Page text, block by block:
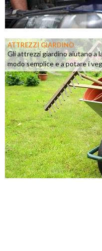
ATTREZZI GIARDINO
Gli attrezzi giardino aiutano a
modo semplice e a potare i